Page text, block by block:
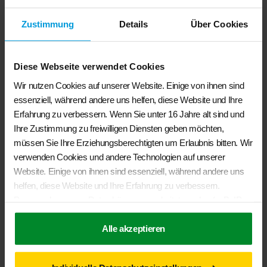
Zustimmung Details Über Cookies
Diese Webseite verwendet Cookies
Wir nutzen Cookies auf unserer Website. Einige von ihnen sind
essenziell, während andere uns helfen, diese Website und Ihre
Erfahrung zu verbessern. Wenn Sie unter 16 Jahre alt sind und
Ihre Zustimmung zu freiwilligen Diensten geben möchten,
müssen Sie Ihre Erziehungsberechtigten um Erlaubnis bitten. Wir
verwenden Cookies und andere Technologien auf unserer
Website. Einige von ihnen sind essenziell, während andere uns
helfen, diese Website und Ihre Erfahrung zu verbessern.
Adressen), z. B. für personalisierte Anzeigen und Inhalte oder
Anzeigen- und Inhaltsmessung. Weitere Informationen über die
Verwendung Ihrer Daten finden Sie in unserer
Alle akzeptieren
BRANDRUP® – Veloursteppich 2.Sitzreihe VW Caddy 3+4 ab 2011
„Anthrazit“